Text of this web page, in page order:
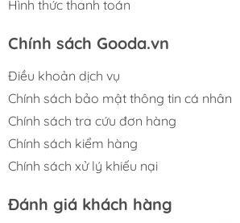
Hình thức thanh toán
Chính sách Gooda.vn
Điều khoản dịch vụ
Chính sách bảo mật thông tin cá nhân
Chính sách tra cứu đơn hàng
Chính sách kiểm hàng
Chính sách xử lý khiếu nại
Đánh giá khách hàng